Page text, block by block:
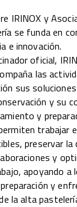
IRINOX y
se funda en
e innovación.
oficial,
las
sus
y su
y
trabajar
preservar la
y
apoyando a
y
la alta